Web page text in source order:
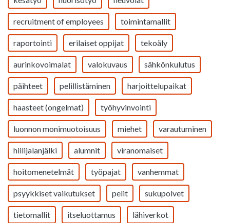
recruitment of employees toimintamallit
raportointi erilaiset oppijat tekoäly
aurinkovoimalat valokuvaus sähkönkulutus
päihteet pelillistäminen harjoittelupaikat
haasteet (ongelmat) työhyvinvointi
luonnon monimuotoisuus miehet varautuminen
hiilijalanjälki alumnit viranomaiset
hoitomenetelmät työpajat vanhemmat
psyykkiset vaikutukset pelit sukupolvet
tietomallit itseluottamus lähiverkot